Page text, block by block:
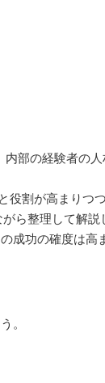
部の経験者の
割が高まりつつ
ら整理して解説
成功の確度は高
。